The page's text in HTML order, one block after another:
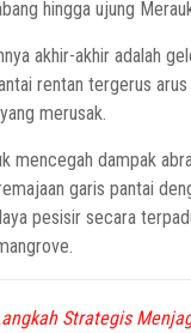
hingga ujung
akhir-akhir adalah
rentan tergerus arus
merusak.
mencegah dampak
garis pantai
pesisir secara
Strategis